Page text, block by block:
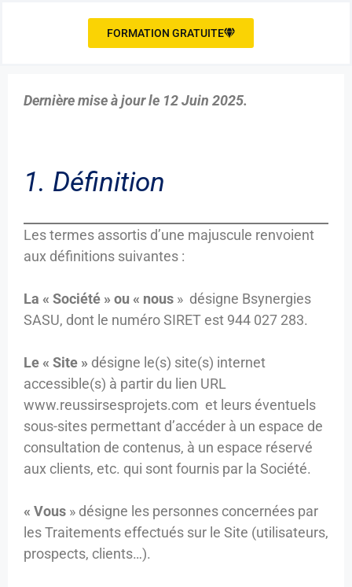
FORMATION GRATUITE
Dernière mise à jour le 12 Juin 2025.
1. Définition
Les termes assortis d’une majuscule renvoient
aux définitions suivantes :
La « Société » ou « nous » désigne Bsynergies
SASU, dont le numéro SIRET est 944 027 283.
Le « Site » désigne le(s) site(s) internet
accessible(s) à partir du lien URL
www.reussirsesprojets.com et leurs éventuels
sous-sites permettant d’accéder à un espace de
consultation de contenus, à un espace réservé
aux clients, etc. qui sont fournis par la Société.
« Vous » désigne les personnes concernées par
les Traitements effectués sur le Site (utilisateurs,
prospects, clients…).